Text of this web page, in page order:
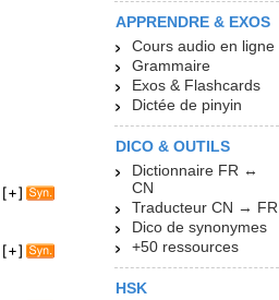
APPRENDRE & EXOS
Cours audio en ligne
Grammaire
Exos & Flashcards
Dictée de pinyin
DICO & OUTILS
Dictionnaire FR ↔
CN
Traducteur CN → FR
Dico de synonymes
+50 ressources
HSK